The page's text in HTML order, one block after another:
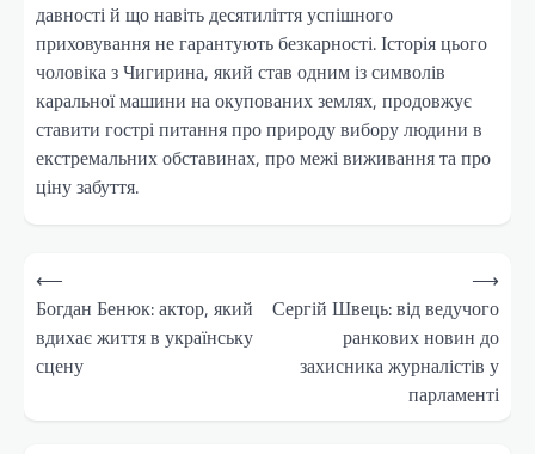
давності й що навіть десятиліття успішного
приховування не гарантують безкарності. Історія цього
чоловіка з Чигирина, який став одним із символів
каральної машини на окупованих землях, продовжує
ставити гострі питання про природу вибору людини в
екстремальних обставинах, про межі виживання та про
ціну забуття.
Навігація
записів
⟵
Богдан Бенюк: актор, який
вдихає життя в українську
сцену
Сергій Швець: від ведучого
ранкових новин до
захисника журналістів у
парламенті
⟶